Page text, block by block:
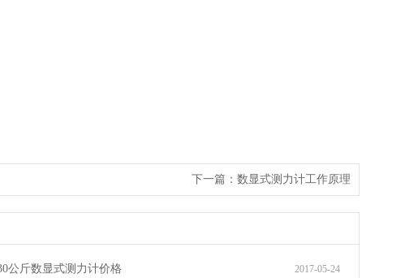
下一篇： 数显式测力计工作原理
2017-05-24
公斤数显式测力计价格